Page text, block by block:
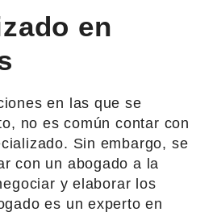
en
en las que se
no es común contar con
Sin embargo, se
con un abogado a la
y elaborar los
es un experto en